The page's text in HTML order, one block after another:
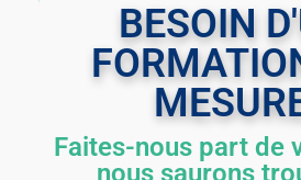
BESOIN
Faites-nous part de
nous saurons